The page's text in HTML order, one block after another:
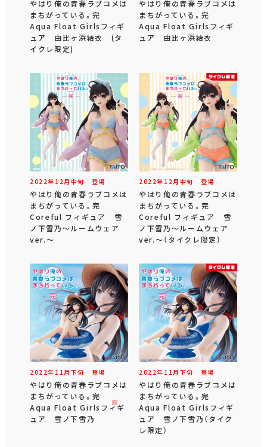
やはり俺の青春ラブコメは
まちがっている。完
Aqua Float Girlsフィギ
ュア 由比ヶ浜結衣 (タ
イクレ限定)
やはり俺の青春ラブコメは
まちがっている。完
Aqua Float Girlsフィギ
ュア 由比ヶ浜結衣
2022年 12 月 中旬 登場
やはり俺の青春ラブコメは
まちがっている。完
Coreful フィギュア 雪
ノ下雪乃～ルームウェア
ver.～
2022年 12 月 中旬 登場
やはり俺の青春ラブコメは
まちがっている。完
Coreful フィギュア 雪
ノ下雪乃～ルームウェア
ver.～（タイクレ限定）
2022年 11 月 下旬 登場
やはり俺の青春ラブコメは
まちがっている。完
Aqua Float Girlsフィギ
ュア 雪ノ下雪乃
2022年 11 月 下旬 登場
やはり俺の青春ラブコメは
まちがっている。完
Aqua Float Girlsフィギ
ュア 雪ノ下雪乃（タイク
レ限定）